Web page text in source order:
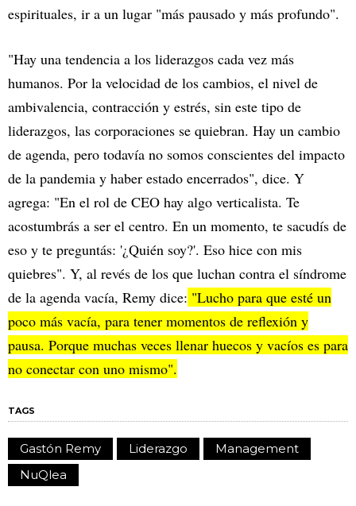
espirituales, ir a un lugar "más pausado y más profundo".
"Hay una tendencia a los liderazgos cada vez más
humanos. Por la velocidad de los cambios, el nivel de
ambivalencia, contracción y estrés, sin este tipo de
liderazgos, las corporaciones se quiebran. Hay un cambio
de agenda, pero todavía no somos conscientes del impacto
de la pandemia y haber estado encerrados", dice. Y
agrega: "En el rol de CEO hay algo verticalista. Te
acostumbrás a ser el centro. En un momento, te sacudís de
eso y te preguntás: '¿Quién soy?'. Eso hice con mis
quiebres". Y, al revés de los que luchan contra el síndrome
de la agenda vacía, Remy dice: "Lucho para que esté un
poco más vacía, para tener momentos de reflexión y
pausa. Porque muchas veces llenar huecos y vacíos es para
no conectar con uno mismo".
TAGS
Gastón Remy Liderazgo
Management
NuQlea